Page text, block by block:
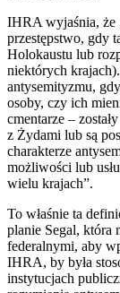
IHRA wyjaśnia, że
przestępstwo, gdy
Holokaustu lub
niektórych
antysemityzmu,
osoby, czy ich
cmentarze –
z Żydami lub są
charakterze
możliwości lub
wielu krajach”.
To właśnie ta
planie Segal, która
federalnymi, aby
IHRA, by była
instytucjach